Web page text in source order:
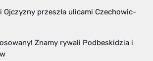
przeszła ulicami Czechowic-
Znamy rywali Podbeskidzia i